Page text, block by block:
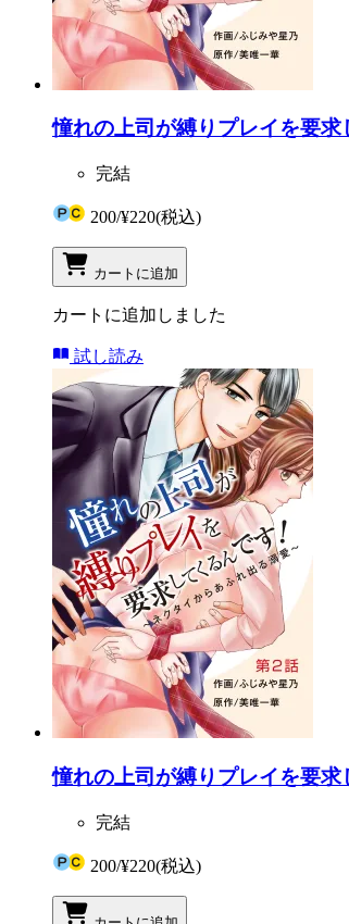
憧れの上司が縛りプレイを要
完結
200/¥220(税込)
カートに追加
カートに追加しました
試し読み
憧れの上司が縛りプレイを要
完結
200/¥220(税込)